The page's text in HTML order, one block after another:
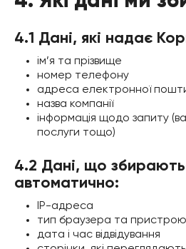
4.1 Дані, які надає
ім’я та прізвище
номер телефону
адреса електронної
назва компанії
інформація щодо запиту
послуги тощо)
4.2 Дані, що
автоматично:
IP-адреса
тип браузера та пристрою
дата і час відвідування